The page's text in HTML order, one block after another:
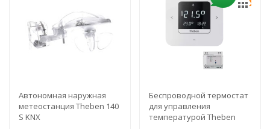
Автономная наружная
метеостанция Theben 140
S KNX
Беспроводной термостат
для управления
температурой Theben